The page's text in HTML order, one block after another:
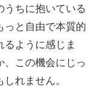
うちに抱いている
っと自由で本質的
ように感じま
、この機会にじっ
れません。